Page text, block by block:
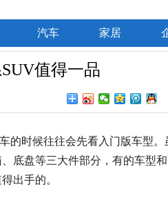
汽车 家居
值得一品
的时候往往会先看入门版车型
底盘等三大件部分，有的车型
出手的。